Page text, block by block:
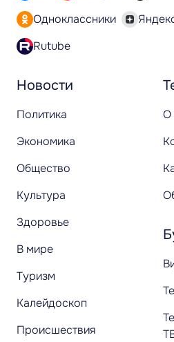
Новости
Политика
Экономика
Общество
Культура
Здоровье
В мире
Туризм
Калейдоскоп
Происшествия
О
Одноклассники
Rutube